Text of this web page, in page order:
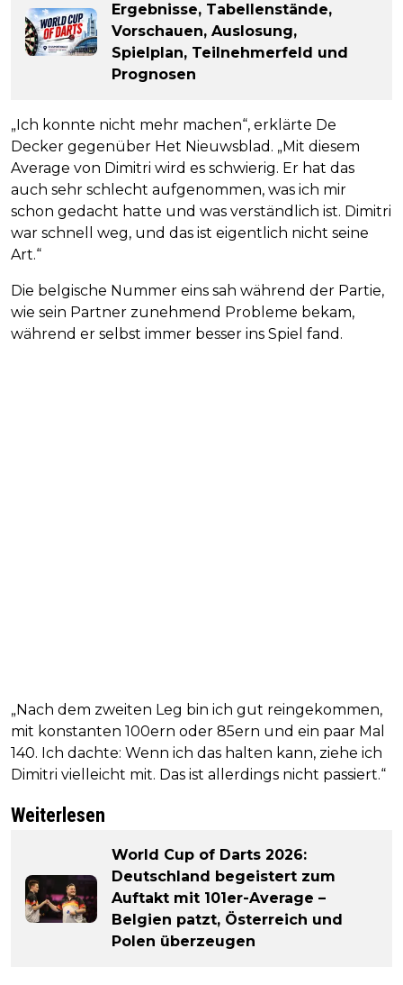
Ergebnisse, Tabellenstände,
Vorschauen, Auslosung,
Spielplan, Teilnehmerfeld und
Prognosen
„Ich konnte nicht mehr machen“, erklärte De
Decker gegenüber Het Nieuwsblad. „Mit diesem
Average von Dimitri wird es schwierig. Er hat das
auch sehr schlecht aufgenommen, was ich mir
schon gedacht hatte und was verständlich ist. Dimitri
war schnell weg, und das ist eigentlich nicht seine
Art.“
Die belgische Nummer eins sah während der Partie,
wie sein Partner zunehmend Probleme bekam,
während er selbst immer besser ins Spiel fand.
„Nach dem zweiten Leg bin ich gut reingekommen,
mit konstanten 100ern oder 85ern und ein paar Mal
140. Ich dachte: Wenn ich das halten kann, ziehe ich
Dimitri vielleicht mit. Das ist allerdings nicht passiert.“
Weiterlesen
World Cup of Darts 2026:
Deutschland begeistert zum
Auftakt mit 101er-Average –
Belgien patzt, Österreich und
Polen überzeugen